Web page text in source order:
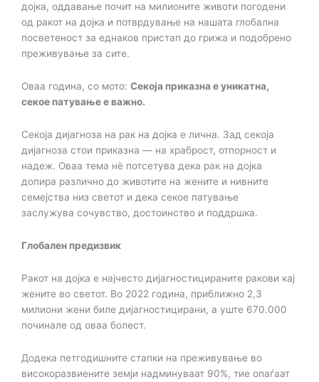
дојка, оддавање почит на милионите животи погодени
од ракот на дојка и потврдување на нашата глобална
посветеност за еднаков пристап до грижа и подобрено
преживување за сите.
Оваа година, со мото: Секоја приказна е уникатна,
секое патување е важно.
Секоја дијагноза на рак на дојка е лична. Зад секоја
дијагноза стои приказна — на храброст, отпорност и
надеж. Оваа тема нѐ потсетува дека рак на дојка
допира различно до животите на жените и нивните
семејства низ светот и дека секое патување
заслужува сочувство, достоинство и поддршка.
Глобален предизвик
Ракот на дојка е најчесто дијагностицираните ракови кај
жените во светот. Во 2022 година, приближно 2,3
милиони жени биле дијагностицирани, а уште 670.000
починале од оваа болест.
Додека петгодишните стапки на преживување во
високоразвиените земји надминуваат 90%, тие опаѓаат